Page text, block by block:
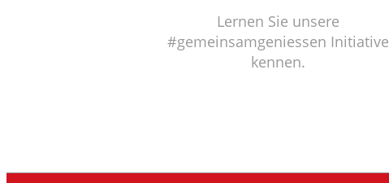
Lernen Sie unsere
#gemeinsamgeniessen Initiative
kennen.